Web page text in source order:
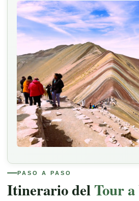
PASO A PASO
Itinerario delTour